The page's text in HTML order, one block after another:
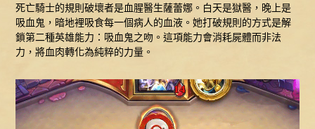
死亡騎士的規則破壞者是血腥醫生薩蕾娜。白天是獄醫，晚上是
吸血鬼，暗地裡吸食每一個病人的血液。她打破規則的方式是解
鎖第二種英雄能力：吸血鬼之吻。這項能力會消耗屍體而非法
力，將血肉轉化為純粹的力量。